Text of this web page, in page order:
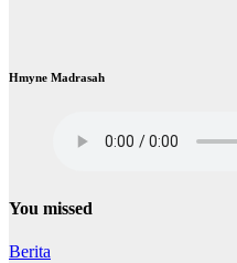
Hmyne Madrasah
You missed
Berita